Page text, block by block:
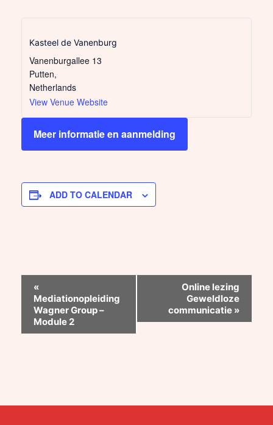
Kasteel de Vanenburg
Vanenburgallee 13
Putten,
Netherlands
View Venue Website
Meer informatie en aanmelding
ADD TO CALENDAR
Event
Navigation
«
Mediationopleiding
Wagner Group –
Module 2
Online lezing
Geweldloze
communicatie »